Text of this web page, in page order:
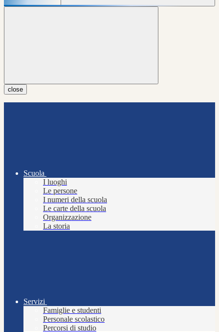
close
Scuola
I luoghi
Le persone
I numeri della scuola
Le carte della scuola
Organizzazione
La storia
Servizi
Famiglie e studenti
Personale scolastico
Percorsi di studio